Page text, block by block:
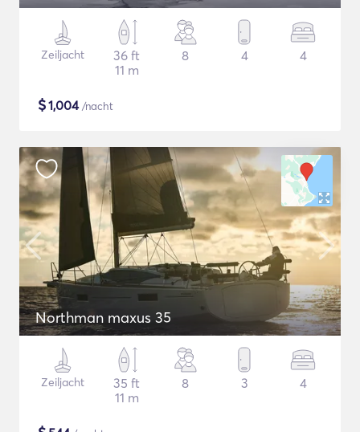
Zeiljacht
36 ft
11 m
8 4 4
$1,004/nacht
Northman maxus 35
Zeiljacht
35 ft
11 m
8 3 4